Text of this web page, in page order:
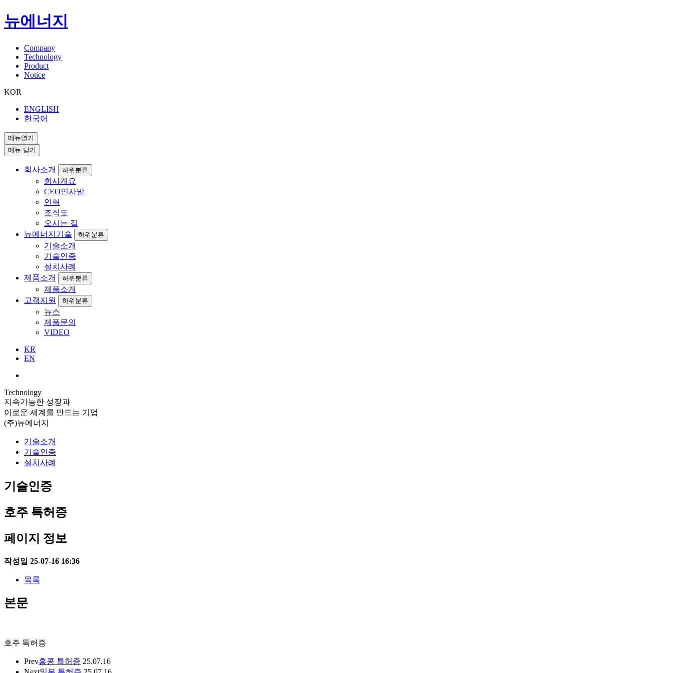
뉴에너지
Company
Technology
Product
Notice
KOR
ENGLISH
한국어
메뉴열기
메뉴 닫기
회사소개 하위분류
회사개요
CEO인사말
연혁
조직도
오시는 길
뉴에너지기술
하위분류
기술소개
기술인증
설치사례
제품소개
하위분류
제품소개
고객지원
하위분류
뉴스
제품문의
VIDEO
KR
EN
Technology
지속가능한 성장과
이로운 세계를 만드는 기업
(주)뉴에너지
기술소개
기술인증
설치사례
기술인증
호주 특허증
페이지 정보
작성일 25-07-16 16:36
목록
본문
호주 특허증
Prev홍콩 특허증 25.07.16